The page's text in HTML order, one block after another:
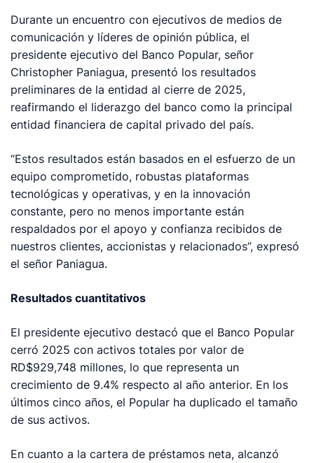
Durante un encuentro con ejecutivos de medios de
comunicación y líderes de opinión pública, el
presidente ejecutivo del Banco Popular, señor
Christopher Paniagua, presentó los resultados
preliminares de la entidad al cierre de 2025,
reafirmando el liderazgo del banco como la principal
entidad financiera de capital privado del país.
“Estos resultados están basados en el esfuerzo de un
equipo comprometido, robustas plataformas
tecnológicas y operativas, y en la innovación
constante, pero no menos importante están
respaldados por el apoyo y confianza recibidos de
nuestros clientes, accionistas y relacionados”, expresó
el señor Paniagua.
Resultados cuantitativos
El presidente ejecutivo destacó que el Banco Popular
cerró 2025 con activos totales por valor de
RD$929,748 millones, lo que representa un
crecimiento de 9.4% respecto al año anterior. En los
últimos cinco años, el Popular ha duplicado el tamaño
de sus activos.
En cuanto a la cartera de préstamos neta, alcanzó